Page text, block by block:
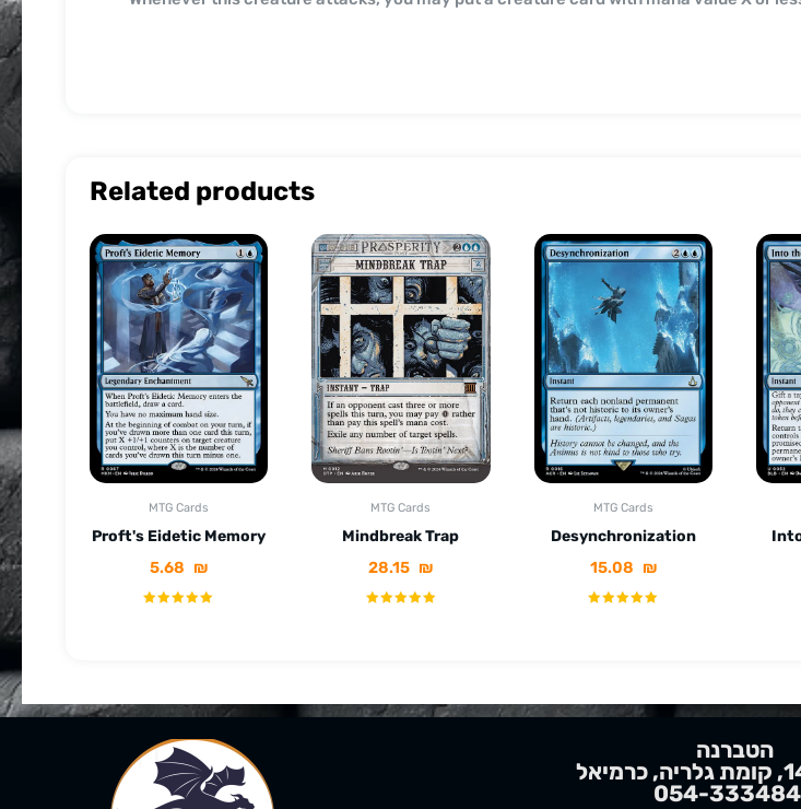
Related products
MTG Cards
Proft's Eidetic Memory
5.68 ₪
MTG Cards
Mindbreak Trap
28.15 ₪
MTG Cards
Desynchronization
15.08 ₪
הטברנה
054-